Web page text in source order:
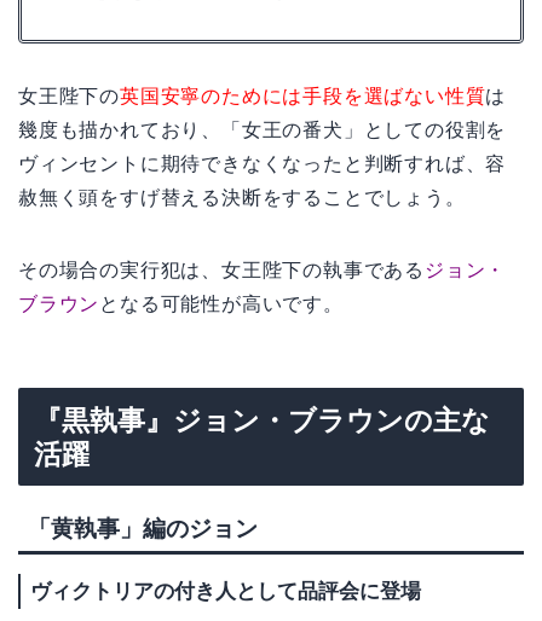
女王陛下の英国安寧のためには手段を選ばない性質は
幾度も描かれており、「女王の番犬」としての役割を
ヴィンセントに期待できなくなったと判断すれば、容
赦無く頭をすげ替える決断をすることでしょう。
その場合の実行犯は、女王陛下の執事である ジョン・
ブラウン となる可能性が高いです。
『黒執事』ジョン・ブラウンの主な
活躍
「黄執事」編のジョン
ヴィクトリアの付き人として品評会に登場